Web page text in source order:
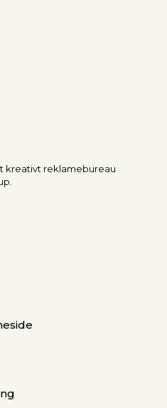
kreativt reklamebureau